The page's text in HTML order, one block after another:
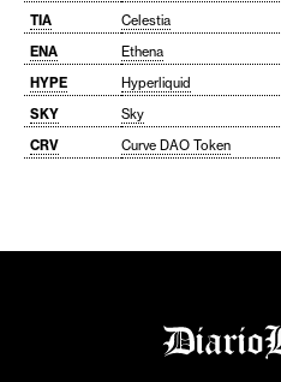
TIA
Celestia
ENA
Ethena
HYPE
Hyperliquid
SKY
Sky
CRV
Curve DAO Token